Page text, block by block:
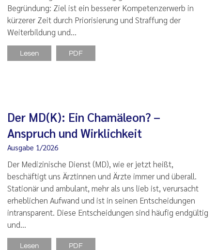
Begründung: Ziel ist ein besserer Kompetenzerwerb in
kürzerer Zeit durch Priorisierung und Straffung der
Weiterbildung und…
Lesen PDF
Der MD(K): Ein Chamäleon? –
Anspruch und Wirklichkeit
Ausgabe 1/2026
Der Medizinische Dienst (MD), wie er jetzt heißt,
beschäftigt uns Ärztinnen und Ärzte immer und überall.
Stationär und ambulant, mehr als uns lieb ist, verursacht
erheblichen Aufwand und ist in seinen Entscheidungen
intransparent. Diese Entscheidungen sind häufig endgültig
und…
Lesen PDF